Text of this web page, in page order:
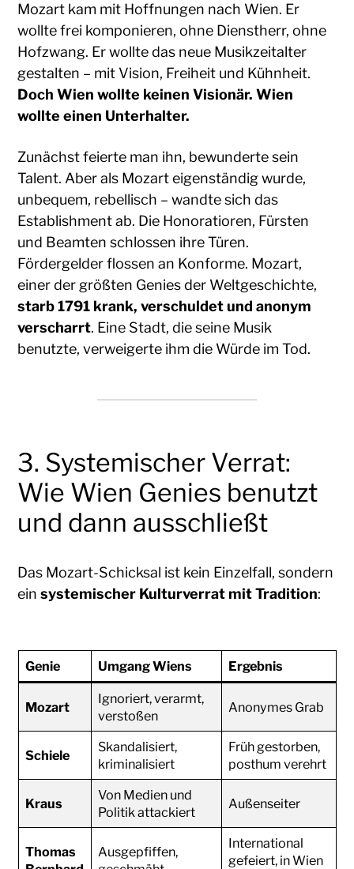
Mozart kam mit Hoffnungen nach Wien. Er
wollte frei komponieren, ohne Dienstherr, ohne
Hofzwang. Er wollte das neue Musikzeitalter
gestalten – mit Vision, Freiheit und Kühnheit.
Doch Wien wollte keinen Visionär. Wien
wollte einen Unterhalter.
Zunächst feierte man ihn, bewunderte sein
Talent. Aber als Mozart eigenständig wurde,
unbequem, rebellisch – wandte sich das
Establishment ab. Die Honoratioren, Fürsten
und Beamten schlossen ihre Türen.
Fördergelder flossen an Konforme. Mozart,
einer der größten Genies der Weltgeschichte,
starb 1791 krank, verschuldet und anonym
verscharrt. Eine Stadt, die seine Musik
benutzte, verweigerte ihm die Würde im Tod.
3. Systemischer Verrat:
Wie Wien Genies benutzt
und dann ausschließt
Das Mozart-Schicksal ist kein Einzelfall, sondern
einsystemischer Kulturverrat mit Tradition:
Genie Umgang Wiens Ergebnis
Mozart
Ignoriert, verarmt,
verstoßen
Anonymes Grab
Schiele
Skandalisiert,
kriminalisiert
Früh gestorben,
posthum verehrt
Kraus
Von Medien und
Politik attackiert
Außenseiter
Thomas
Ausgepfiffen,
International
gefeiert, in Wien